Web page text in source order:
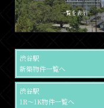
一覧を表示
渋谷駅
新築物件一覧へ
渋谷駅
1R～1K物件一覧へ